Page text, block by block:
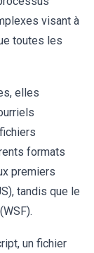
visant à
toutes les
elles
formats
premiers
tandis que le
(WSF).
un fichier